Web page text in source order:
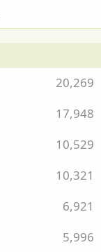
20,269
17,948
10,529
10,321
6,921
5,996